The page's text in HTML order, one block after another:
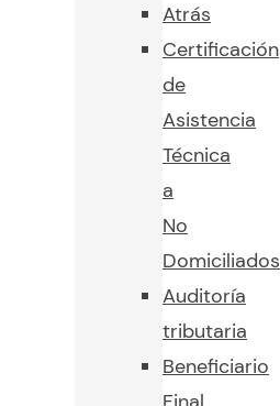
Atrás
Certificación
de
Asistencia
Técnica
a
No
Domiciliados
Auditoría
tributaria
Beneficiario